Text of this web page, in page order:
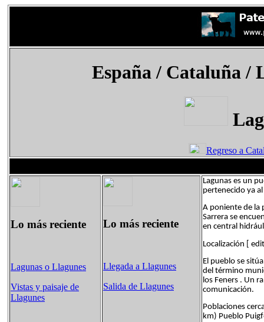
España/ Cataluña /
Regreso a
Lo más reciente
Lagunas o Llagunes
Vistas y paisaje de
Llagunes
Lo más reciente
Llegada a Llagunes
Salida de Llagunes
Lagunas es un
pertenecido ya
A poniente de la
Sarrera se
en central
Localización [
El pueblo se
del término
los Feners . Un
comunicación.
Poblaciones
km) Pueblo